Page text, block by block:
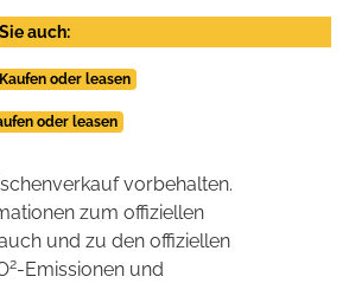
auch:
oder leasen
oder leasen
vorbehalten.
zum offiziellen
und zu den offiziellen
2-Emissionen und